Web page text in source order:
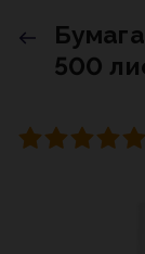
500